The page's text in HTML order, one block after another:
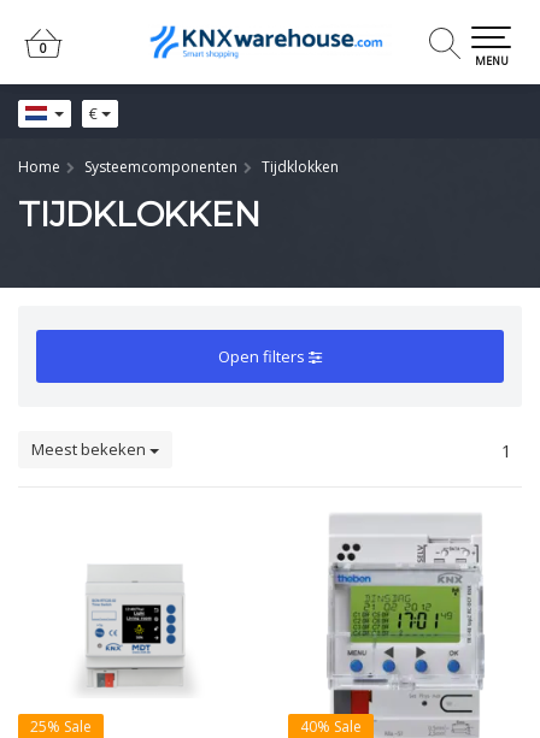
€
0
0
MENU
Home Systeemcomponenten Tijdklokken
TIJDKLOKKEN
Open filters
Meest bekeken 1
25% Sale 40% Sale